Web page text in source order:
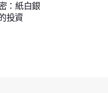
：紙白銀
投資